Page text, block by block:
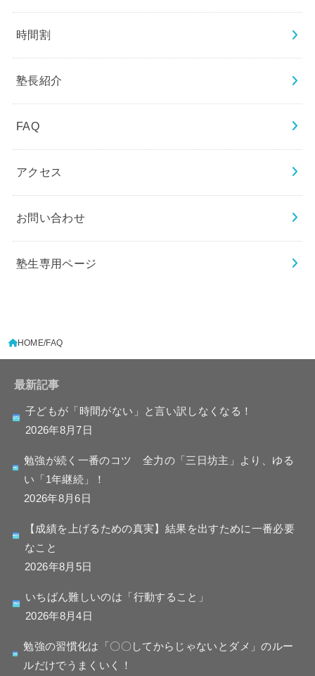
時間割
塾長紹介
FAQ
アクセス
お問い合わせ
塾生専用ページ
HOME FAQ
最新記事
子どもが「時間がない」と言い訳しなくなる！
2026年8月7日
勉強が続く一番のコツ 全力の「三日坊主」より、ゆる
い「1年継続」！
2026年8月6日
【成績を上げるための真実】結果を出すために一番必要
なこと
2026年8月5日
いちばん難しいのは「行動すること」
2026年8月4日
勉強の習慣化は「〇〇してからじゃないとダメ」のルー
ルだけでうまくいく！